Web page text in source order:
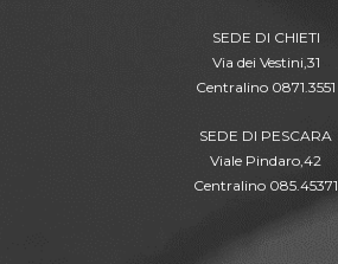
SEDE DI CHIETI
Via dei Vestini,31
Centralino 0871.3551
SEDE DI PESCARA
Viale Pindaro,42
Centralino 085.45371